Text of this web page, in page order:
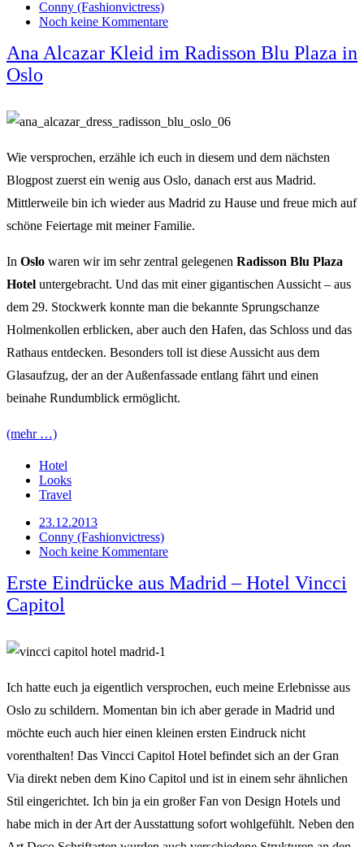
Conny (Fashionvictress)
Noch keine Kommentare
Ana Alcazar Kleid im Radisson Blu Plaza in
Oslo
Wie versprochen, erzähle ich euch in diesem und dem nächsten
Blogpost zuerst ein wenig aus Oslo, danach erst aus Madrid.
Mittlerweile bin ich wieder aus Madrid zu Hause und freue mich auf
schöne Feiertage mit meiner Familie.
In Oslo waren wir im sehr zentral gelegenen Radisson Blu Plaza
Hotel untergebracht. Und das mit einer gigantischen Aussicht – aus
dem 29. Stockwerk konnte man die bekannte Sprungschanze
Holmenkollen erblicken, aber auch den Hafen, das Schloss und das
Rathaus entdecken. Besonders toll ist diese Aussicht aus dem
Glasaufzug, der an der Außenfassade entlang fährt und einen
beinahe Rundumblick ermöglicht.
(mehr …)
Hotel
Looks
Travel
23.12.2013
Conny (Fashionvictress)
Noch keine Kommentare
Erste Eindrücke aus Madrid – Hotel Vincci
Capitol
Ich hatte euch ja eigentlich versprochen, euch meine Erlebnisse aus
Oslo zu schildern. Momentan bin ich aber gerade in Madrid und
möchte euch auch hier einen kleinen ersten Eindruck nicht
vorenthalten! Das Vincci Capitol Hotel befindet sich an der Gran
Via direkt neben dem Kino Capitol und ist in einem sehr ähnlichen
Stil eingerichtet. Ich bin ja ein großer Fan von Design Hotels und
habe mich in der Art der Ausstattung sofort wohlgefühlt. Neben den